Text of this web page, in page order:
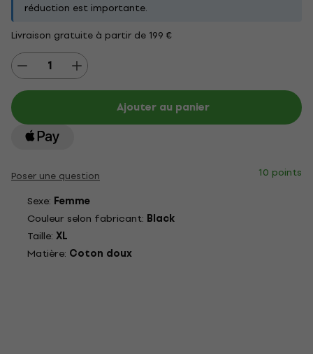
réduction est importante.
Livraison gratuite à partir de 199 €
Ajouter au panier
Poser une question
10 points
Sexe: Femme
Couleur selon fabricant: Black
Taille: XL
Matière: Coton doux